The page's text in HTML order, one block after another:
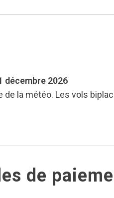
décembre 2026
de la météo. Les vols
de